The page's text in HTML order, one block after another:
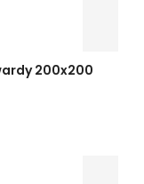
200x200